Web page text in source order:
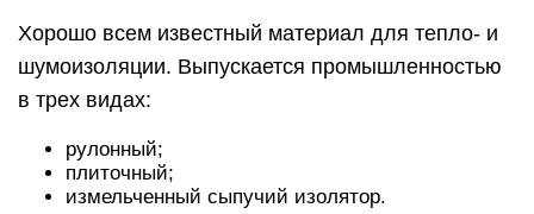
Хорошо всем известный материал для тепло- и
шумоизоляции. Выпускается промышленностью
в трех видах:
рулонный;
плиточный;
измельченный сыпучий изолятор.